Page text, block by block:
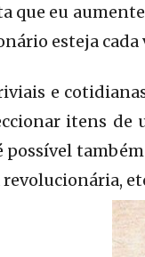
que eu
esteja cada
e
itens de
possível